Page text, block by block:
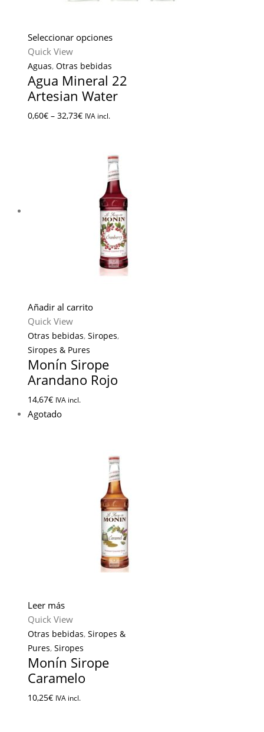
Seleccionar opciones
Quick View
Aguas, Otras bebidas
Agua Mineral 22
Artesian Water
0,60€– 32,73€ IVA incl.
Añadir al carrito
Quick View
Otras bebidas, Siropes,
Siropes & Pures
Monín Sirope
Arandano Rojo
14,67€ IVA incl.
Agotado
Leer más
Quick View
Otras bebidas, Siropes &
Pures, Siropes
Monín Sirope
Caramelo
10,25€ IVA incl.